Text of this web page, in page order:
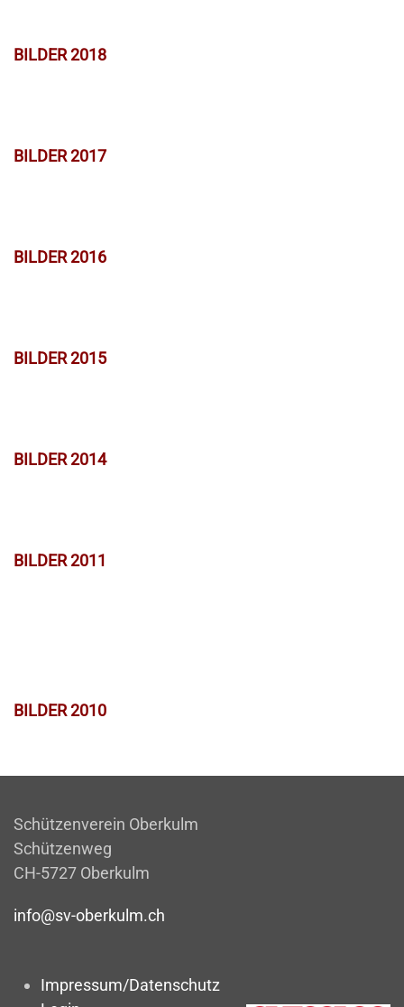
BILDER 2018
BILDER 2017
BILDER 2016
BILDER 2015
BILDER 2014
BILDER 2011
BILDER 2010
Schützenverein Oberkulm
Schützenweg
CH-5727 Oberkulm
info@sv-oberkulm.ch
Impressum/Datenschutz